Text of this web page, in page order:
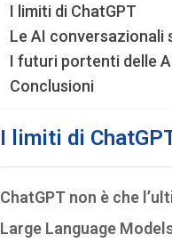
I limiti di ChatGPT
Le AI conversazionali
I futuri portenti delle
Conclusioni
I limiti di
ChatGPT non è che
Large Language